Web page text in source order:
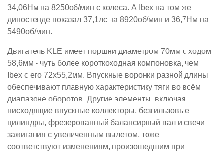
34,06Нм на 8250об/мин с колеса. А Ibex на том же
диностенде показал 37,1лс на 8920об/мин и 36,7Нм на
5490об/мин.
Двигатель KLE имеет поршни диаметром 70мм с ходом
58,6мм - чуть более короткоходная компоновка, чем
Ibex с его 72х55,2мм. Впускные воронки разной длины
обеспечивают плавную характеристику тяги во всём
диапазоне оборотов. Другие элементы, включая
нисходящие впускные коллекторы, безгильзовые
цилиндры, фрезерованный балансирный вал и свечи
зажигания с увеличенным вылетом, тоже
соответствуют изменениям, произошедшим при